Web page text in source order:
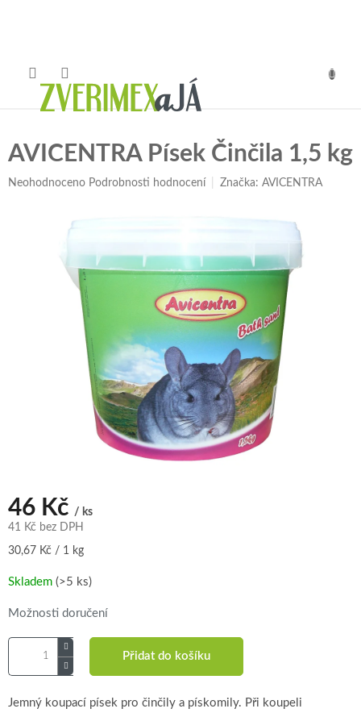
AVICENTRA Písek Činčila 1,5 kg
Průměrné
Neohodnoceno Podrobnosti hodnocení Značka:AVICENTRA
46 Kč / ks
41 Kč bez DPH
Měrná
30,67 Kč / 1 kg
Skladem (>5 ks)
Možnosti doručení
Přidat do košíku
Jemný koupací písek pro činčily a pískomily. Při koupeli